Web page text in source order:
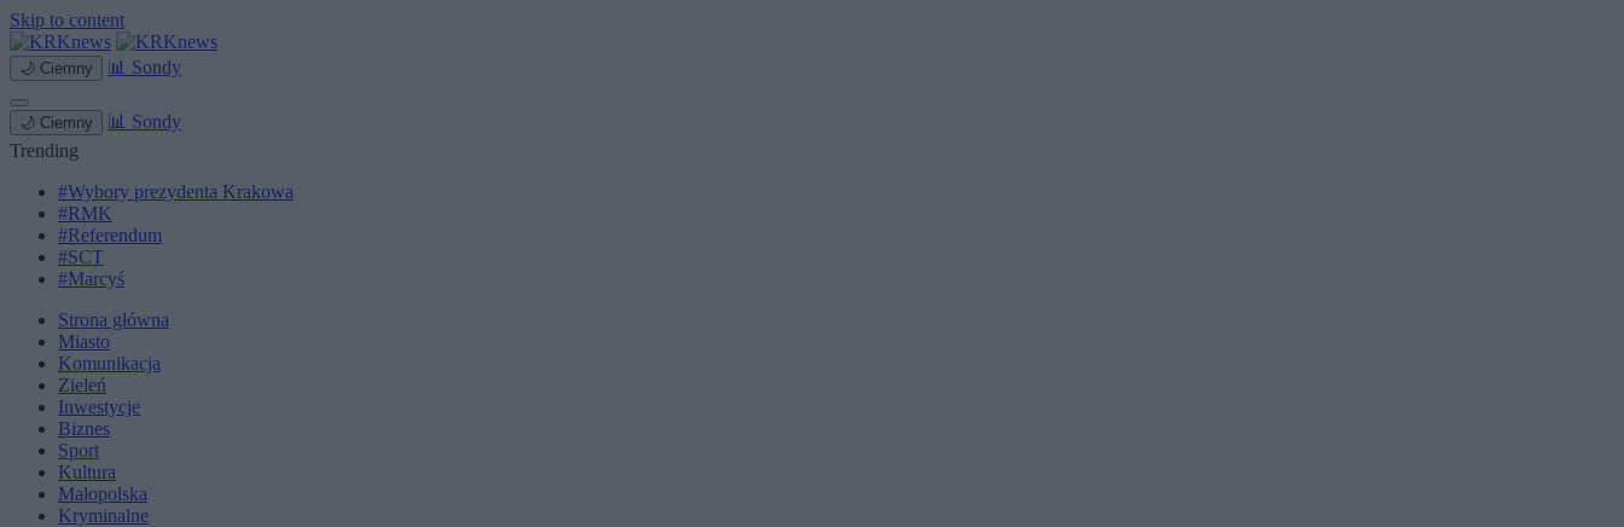
Skip to content
🌙 Ciemny 📊 Sondy
🌙 Ciemny 📊 Sondy
Trending
#Wybory prezydenta Krakowa
#RMK
#Referendum
#SCT
#Marcyś
Strona główna
Miasto
Komunikacja
Zieleń
Inwestycje
Biznes
Sport
Kultura
Małopolska
Kryminalne